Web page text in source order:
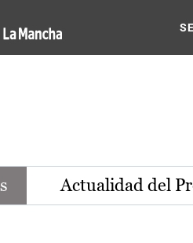
de
Actualidad del